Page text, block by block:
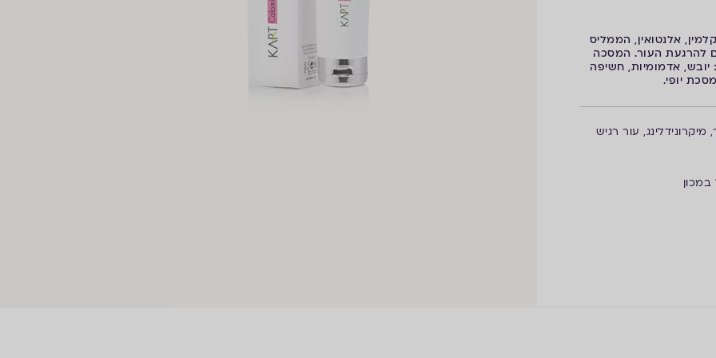
אלנטואין, הממליס
להרגעת העור. המסכה
אדמומיות, חשיפה
יופי.
מיקרונידלינג, עור רגיש